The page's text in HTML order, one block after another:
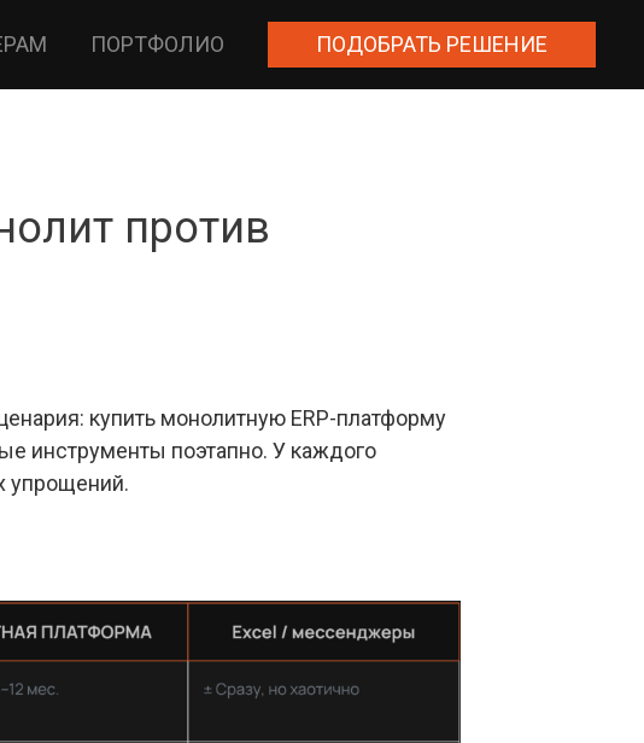
ПОРТФОЛИО ПОДОБРАТЬ РЕШЕНИЕ
против
купить монолитную ERP-платформу
инструменты поэтапно. У каждого
упрощений.